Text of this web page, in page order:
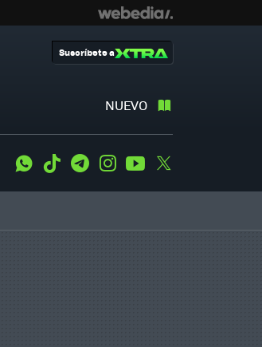
NUEVO
Suscríbete a
WhatsApp
Tiktok TelegramInstagramYoutube